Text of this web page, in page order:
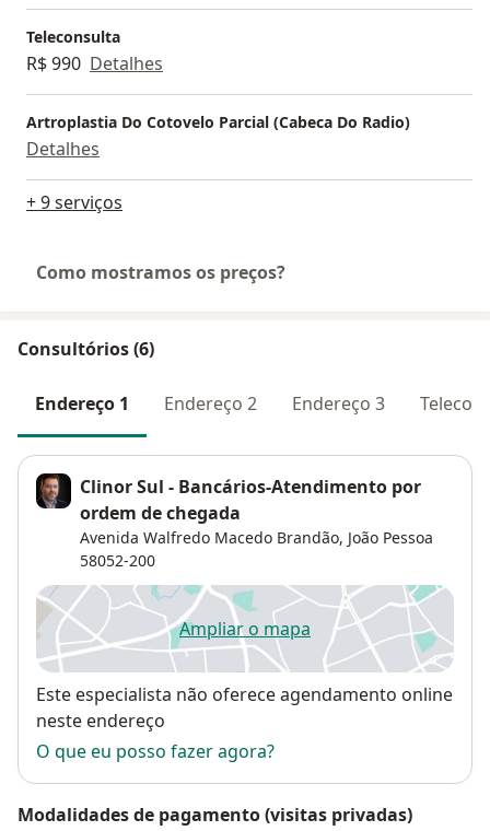
Teleconsulta
R$ 990 Detalhes
Artroplastia Do Cotovelo Parcial (Cabeca Do Radio)
Detalhes
+ 9 serviços
Como mostramos os preços?
Consultórios (6)
Endereço 1 Endereço 2 Endereço 3
Clinor Sul - Bancários-Atendimento por
ordem de chegada
Avenida Walfredo Macedo Brandão, João Pessoa
58052-200
Ampliar o mapaabre num novo separador
Disponibilidade
Este especialista não oferece agendamento online
neste endereço
O que eu posso fazer agora?
Modalidades de pagamento (visitas privadas)